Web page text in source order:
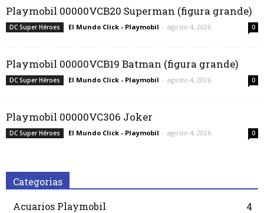
Playmobil 00000VCB20 Superman (figura grande)
DC Super Héroes El Mundo Click - Playmobil - agosto 4, 2026 0
Playmobil 00000VCB19 Batman (figura grande)
DC Super Héroes El Mundo Click - Playmobil - agosto 4, 2026 0
Playmobil 00000VC306 Joker
DC Super Héroes El Mundo Click - Playmobil - agosto 4, 2026 0
Categorias
Acuarios Playmobil
4